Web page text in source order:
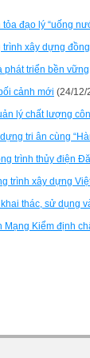
đạo lý “uống
xây dựng
phát triển bền vững
cảnh mới (24/12/
lý chất lượng
tri ân cùng
trình thủy điện
trình xây dựng
thác, sử dụng
Kiểm định